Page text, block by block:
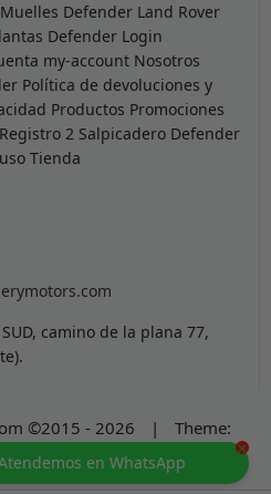
en WhatsApp
×
Defender Land Rover
Defender Login
my-account Nosotros
Política de devoluciones y
Productos Promociones
Registro 2 Salpicadero Defender
Tienda
camino de la plana 77,
©2015 - 2026 |
Theme:
byfull100ack